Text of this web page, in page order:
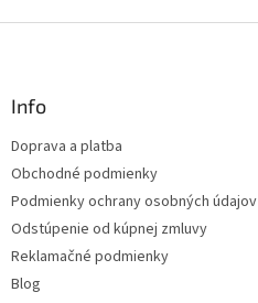
y
v
Info
Doprava a platba
Obchodné podmienky
Podmienky ochrany osobných údajov
Odstúpenie od kúpnej zmluvy
Reklamačné podmienky
Blog